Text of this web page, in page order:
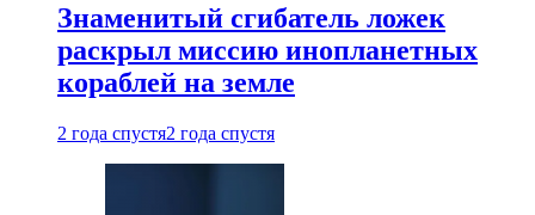
Знаменитый сгибатель ложек
раскрыл миссию инопланетных
кораблей на земле
2 года спустя2 года спустя